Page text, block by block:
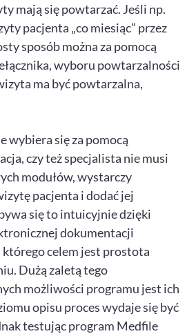
mają się powtarzać. Jeśli np.
pacjenta „co miesiąc” przez
sposób można za pomocą
wyboru powtarzalności
ma być powtarzalna,
wybiera się za pomocą
czy też specjalista nie musi
modułów, wystarczy
pacjenta i dodać jej
się to intuicyjnie dzięki
dokumentacji
celem jest prostota
Dużą zaletą tego
możliwości programu jest ich
opisu proces wydaje się być
testując program Medfile